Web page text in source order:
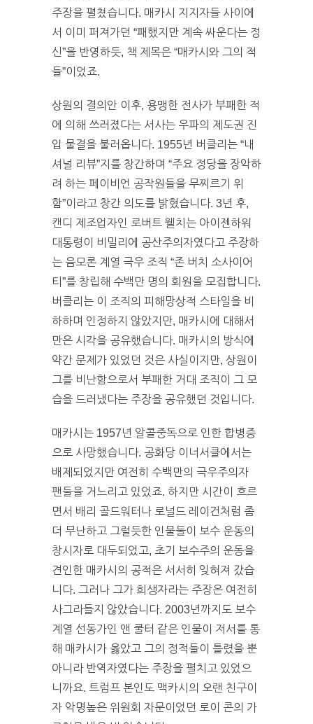
주장을 펼쳤습니다. 매카시 지지자들 사이에
서 이미 퍼져가던 “패했지만 계속 싸운다는 정
신”을 반영하듯, 책 제목은 “매카시와 그의 적
들”이었죠.
상원의 결의안 이후, 용맹한 전사가 부패한 적
에 의해 쓰러졌다는 서사는 우파의 제도권 진
입 물결을 불러옵니다. 1955년 버클리는 “내
셔널 리뷰”지를 창간하며 “주요 정당을 장악하
려 하는 페이비언 공작원들을 무찌르기 위
함”이라고 창간 의도를 밝혔습니다. 3년 후,
캔디 제조업자인 로버트 웰치는 아이젠하워
대통령이 비밀리에 공산주의자였다고 주장하
는 음모론 계열 극우 조직 “존 버치 소사이어
티”를 창립해 수백만 명의 회원을 모집합니다.
버클리는 이 조직의 피해망상적 스타일을 비
하하며 인정하지 않았지만, 매카시에 대해서
만은 시각을 공유했습니다. 매카시의 방식에
약간 문제가 있었던 것은 사실이지만, 상원이
그를 비난함으로서 부패한 거대 조직이 그 모
습을 드러냈다는 주장을 공유했던 것입니다.
매카시는 1957년 알콜중독으로 인한 합병증
으로 사망했습니다. 공화당 이너서클에서는
배제되었지만 여전히 수백만의 극우주의자
팬들을 거느리고 있었죠. 하지만 시간이 흐르
면서 배리 골드워터나 로널드 레이건처럼 좀
더 무난하고 그럴듯한 인물들이 보수 운동의
창시자로 대두되었고, 초기 보수주의 운동을
견인한 매카시의 공적은 서서히 잊혀져 갔습
니다. 그러나 그가 희생자라는 주장은 여전히
사그라들지 않았습니다. 2003년까지도 보수
계열 선동가인 앤 쿨터 같은 인물이 저서를 통
해 매카시가 옳았고 그의 정적들이 틀렸을 뿐
아니라 반역자였다는 주장을 펼치고 있었으
니까요. 트럼프 본인도 맥카시의 오랜 친구이
자 악명높은 위원회 자문이었던 로이 콘의 가